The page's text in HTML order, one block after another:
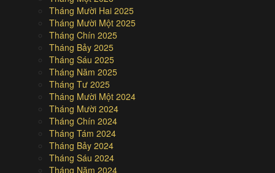
Tháng Mười Hai 2025
Tháng Mười Một 2025
Tháng Chín 2025
Tháng Bảy 2025
Tháng Sáu 2025
Tháng Năm 2025
Tháng Tư 2025
Tháng Mười Một 2024
Tháng Mười 2024
Tháng Chín 2024
Tháng Tám 2024
Tháng Bảy 2024
Tháng Sáu 2024
Tháng Năm 2024